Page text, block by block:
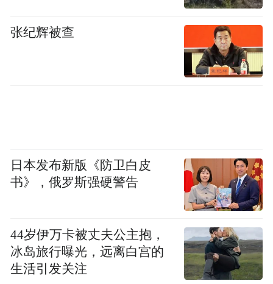
的东莞：它既有慕思这样把传统产业做到极
致的“单打冠军”，也有松山湖科学城这样集
聚新材料、智能装备、生物医药等新兴产业
的“创新雨林”。更重要的是，东莞已经形成
“我们从世界各地辗转赶回东莞参加这次活
动，很有意义。”参访团成员纷纷表示，不仅
感受到了家乡和祖国的变化，也认识了更多
朋友，加强了互动和产业交流。
张纪辉被查
日本发布新版《防卫白皮
书》，俄罗斯强硬警告
44岁伊万卡被丈夫公主抱，
冰岛旅行曝光，远离白宫的
生活引发关注